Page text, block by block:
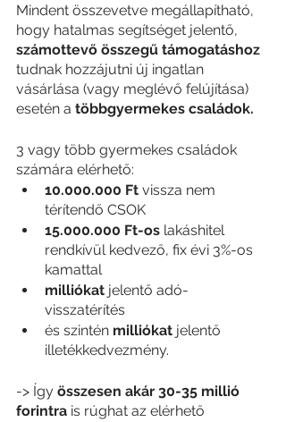
Mindent összevetve megállapítható,
hogy hatalmas segítséget jelentő,
számottevő összegű támogatáshoz
tudnak hozzájutni új ingatlan
vásárlása (vagy meglévő felújítása)
esetén a többgyermekes családok.
3 vagy több gyermekes családok
számára elérhető:
10.000.000 Ft vissza nem
térítendő CSOK
15.000.000 Ft-os lakáshitel
rendkívül kedvező, fix évi 3%-os
kamattal
milliókat jelentő adó-
visszatérítés
és szintén milliókat jelentő
illetékkedvezmény.
-> Így összesen akár 30-35 millió
forintra is rúghat az elérhető